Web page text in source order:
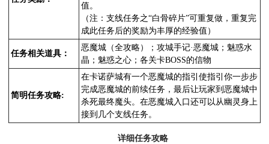
值。
（注：支线任务之“白骨碎片”可重复做，重复完
成此任务后的奖励为丰厚的经验值）
任务相关道具：
恶魔城（全攻略）；攻城手记·恶魔城；魅惑水
晶；魅惑之心；各关卡BOSS的信物
简明任务攻略:
在卡诺萨城有一个恶魔城的指引使指引你一步步
完成恶魔城的前续任务，最后让玩家到恶魔城中
杀死最终魔头。在恶魔城入口还可以从幽灵身上
接到几个支线任务。
详细任务攻略